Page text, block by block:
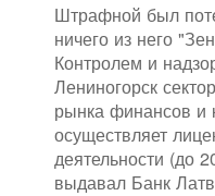
Штрафной был
ничего из него
Контролем и
Лениногорск
рынка финансов и
осуществляет
деятельности (до
выдавал Банк